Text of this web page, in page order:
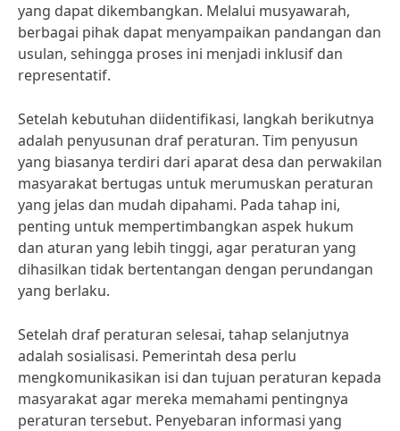
yang dapat dikembangkan. Melalui musyawarah,
berbagai pihak dapat menyampaikan pandangan dan
usulan, sehingga proses ini menjadi inklusif dan
representatif.
Setelah kebutuhan diidentifikasi, langkah berikutnya
adalah penyusunan draf peraturan. Tim penyusun
yang biasanya terdiri dari aparat desa dan perwakilan
masyarakat bertugas untuk merumuskan peraturan
yang jelas dan mudah dipahami. Pada tahap ini,
penting untuk mempertimbangkan aspek hukum
dan aturan yang lebih tinggi, agar peraturan yang
dihasilkan tidak bertentangan dengan perundangan
yang berlaku.
Setelah draf peraturan selesai, tahap selanjutnya
adalah sosialisasi. Pemerintah desa perlu
mengkomunikasikan isi dan tujuan peraturan kepada
masyarakat agar mereka memahami pentingnya
peraturan tersebut. Penyebaran informasi yang